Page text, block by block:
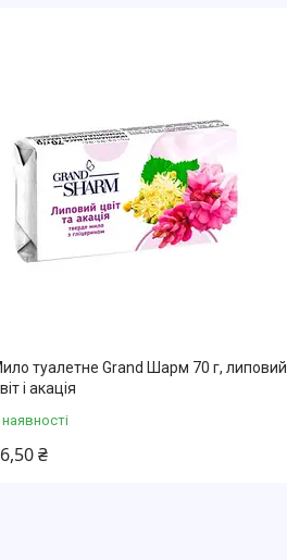
туалетне Grand Шарм 70 г, липовий
і акація
₴